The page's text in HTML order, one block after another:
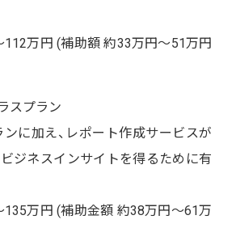
112万円 (補助額 約33万円～51万円
スプラン
に加え、レポート作成サービスが
ジネスインサイトを得るために有
135万円 (補助金額 約38万円～61万